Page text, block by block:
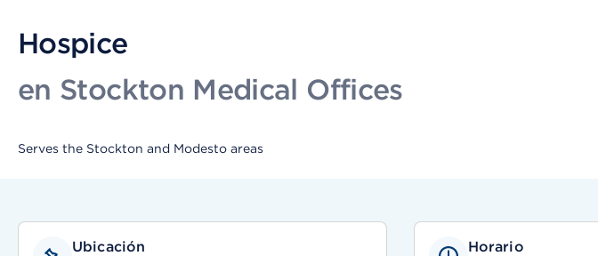
Hospice
en Stockton Medical Offices
Serves the Stockton and Modesto areas
Ubicación Horario